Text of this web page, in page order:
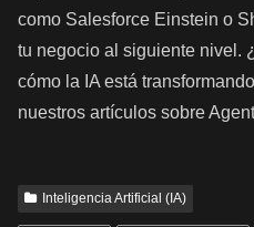
como Salesforce Einstein o
tu negocio al siguiente nivel.
cómo la IA está
nuestros artículos sobre
Inteligencia Artificial (IA)